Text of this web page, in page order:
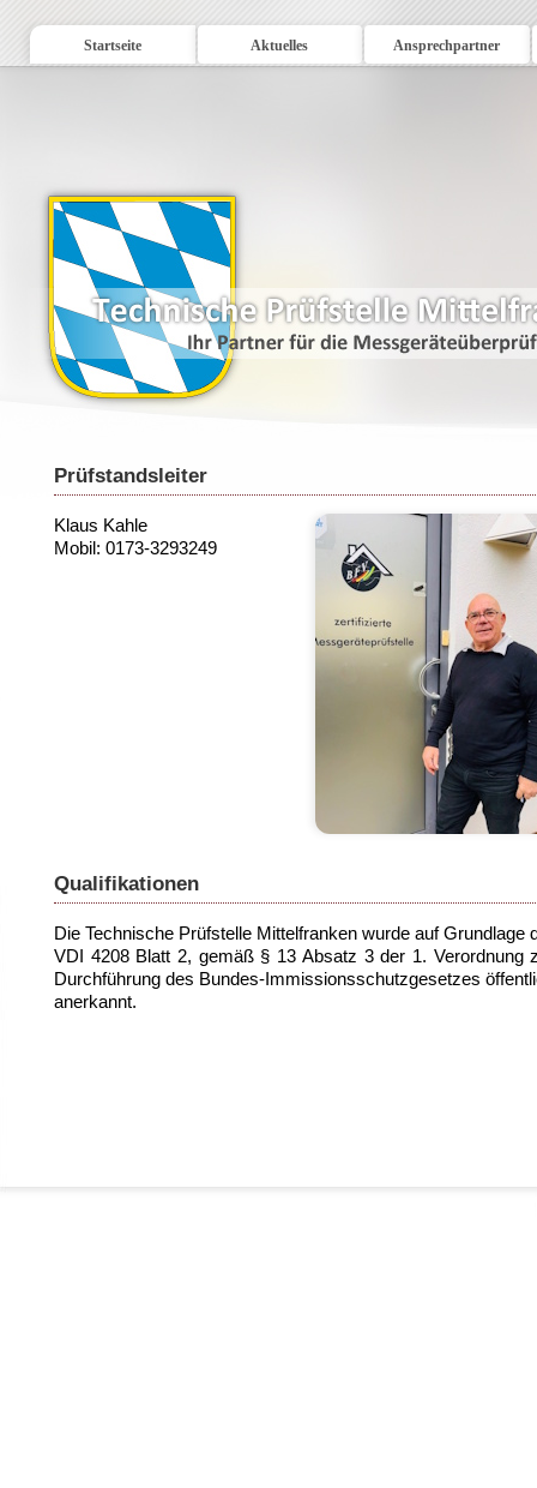
Startseite Aktuelles Ansprechpartner
Prüfstandsleiter
Klaus Kahle
Mobil: 0173-3293249
Qualifikationen
Die Technische Prüfstelle Mittelfranken wurde auf Grundlage
VDI 4208 Blatt 2, gemäß § 13 Absatz 3 der 1. Verordnung
Durchführung des Bundes-Immissionsschutzgesetzes
anerkannt.